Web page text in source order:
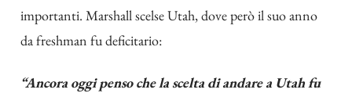
importanti. Marshall scelse Utah, dove però il suo anno
da freshman fu deficitario:
“Ancora oggi penso che la scelta di andare a Utah fu